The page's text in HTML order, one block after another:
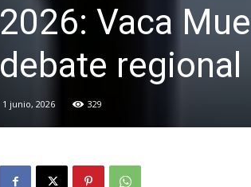
2026: Vaca
debate regional
1 junio, 2026 329